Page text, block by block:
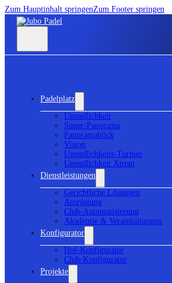
Zum Hauptinhalt springenZum Footer springen
Padelplatz
Unendlichkeit
Super-Panorama
Panoramablick
Vision
Unendlichkeits-Turnier
Unendlichkeit Xtrem
Dienstleistungen
Gerichtliche Lösungen
Ausrüstung
Club-Automatisierung
Akademie & Veranstaltungen
Konfigurator
Hof-Konfigurator
Club-Konfigurator
Projekte